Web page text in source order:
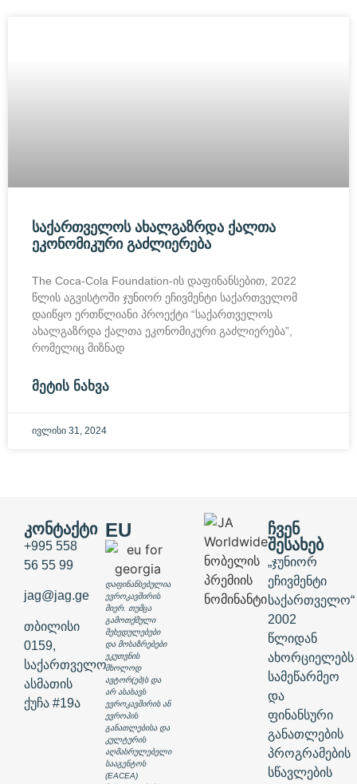
ᲡᲐᲥᲐᲠᲗᲕᲔᲚᲝᲡ ᲐᲮᲐᲚᲒᲐᲖᲠᲓᲐ ᲥᲐᲚᲗᲐ
ᲔᲙᲝᲜᲝᲛᲘᲙᲣᲠᲘ ᲒᲐᲫᲚᲘᲔᲠᲔᲑᲐ
The Coca-Cola Foundation-ის დაფინანსებით, 2022
წლის აგვისტოში ჯუნიორ ეჩივმენტი საქართველომ
დაიწყო ერთწლიანი პროექტი “საქართველოს
ახალგაზრდა ქალთა ეკონომიკური გაძლიერება”,
რომელიც მიზნად
ᲛᲔᲢᲘᲡ ᲜᲐᲮᲕᲐ
ივლისი 31, 2024
ᲙᲝᲜᲢᲐᲥᲢᲘ
+995 558
56 55 99
jag@jag.ge
თბილისი
0159,
საქართველო
ასმათის
ქუჩა #19ა
EU
დაფინანსებულია
ევროკავშირის
მიერ. თუმცა
გამოთქმული
შეხედულებები
და მოსაზრებები
ეკუთვნის
მხოლოდ
ავტორ(ებ)ს და
არ ასახავს
ევროკავშირის ან
ევროპის
განათლებისა და
კულტურის
აღმასრულებელი
სააგენტოს
(EACEA)
ᲩᲕᲔᲜ
ᲨᲔᲡᲐᲮᲔᲑ
„ჯუნიორ
ეჩივმენტი
საქართველო“
2002
წლიდან
ახორციელებს
სამეწარმეო
და
ფინანსური
განათლების
პროგრამების
სწავლების